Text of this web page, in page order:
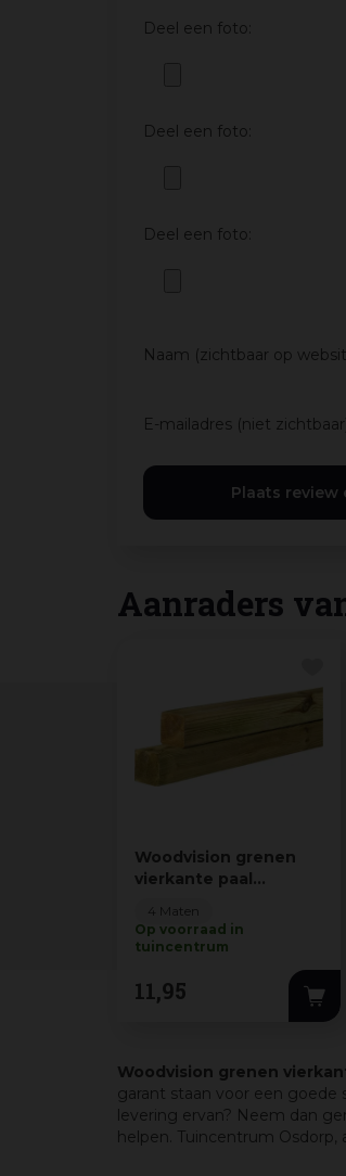
Deel een foto:
Deel een foto:
Deel een foto:
Naam (zichtbaar op
E-mailadres (niet
Aanraders
Woodvision grenen
vierkante paal
6.8x6.8x240 cm g…
11,95
Op voorraad in
tuincentrum
4 Maten
Woodvision grenen
garant staan voor een goede
levering ervan? Neem dan
helpen. Tuincentrum Osdorp,